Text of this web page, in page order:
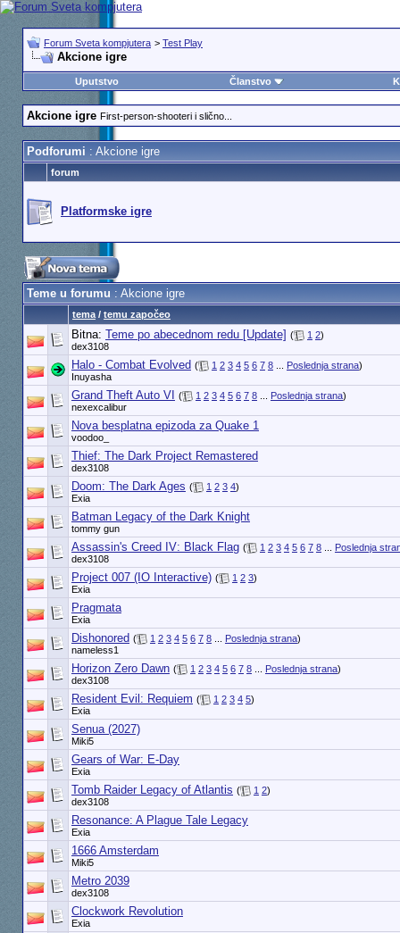
Forum Sveta kompjutera > Test Play
Akcione igre
Uputstvo Članstvo
Akcione igre First-person-shooteri i slično...
Podforumi : Akcione igre
forum
Platformske igre
Teme u forumu: Akcione igre
tema/ temu započeo
Bitna: Teme po abecednom redu [Update] ( 1 2)
dex3108
Halo - Combat Evolved ( 1 2 3 4 5 6 7 8... Poslednja strana)
Inuyasha
Grand Theft Auto VI ( 1 2 3 4 5 6 7 8... Poslednja strana)
nexexcalibur
Nova besplatna epizoda za Quake 1
voodoo_
Thief: The Dark Project Remastered
dex3108
Doom: The Dark Ages ( 1 2 3 4)
Exia
Batman Legacy of the Dark Knight
tommy gun
Assassin's Creed IV: Black Flag ( 1 2 3 4 5 6 7 8... Poslednja
dex3108
Project 007 (IO Interactive) ( 1 2 3)
Exia
Pragmata
Exia
Dishonored ( 1 2 3 4 5 6 7 8... Poslednja strana)
nameless1
Horizon Zero Dawn ( 1 2 3 4 5 6 7 8... Poslednja strana)
dex3108
Resident Evil: Requiem ( 1 2 3 4 5)
Exia
Senua (2027)
Miki5
Gears of War: E-Day
Exia
Tomb Raider Legacy of Atlantis ( 1 2)
dex3108
Resonance: A Plague Tale Legacy
Exia
1666 Amsterdam
Miki5
Metro 2039
dex3108
Clockwork Revolution
Exia